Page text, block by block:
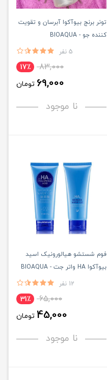
تونر‌ برنج بیوآکوا آبرسان و تقویت
کننده جو - BIOAQUA
5 نفر
83,000 17٪
69,000 تومان
نا موجود
فوم شستشو هیالورونیک اسید
بیوآکوا HA واتر جت - BIOAQUA
12 نفر
65,000 31٪
45,000 تومان
نا موجود